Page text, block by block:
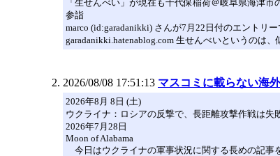
「生せんべい」が現在も千代保稲荷＠岐阜県海津
参詣
marco (id:garadanikki) さんが7月22日付のエントリ
garadanikki.hatenablog.com 生せんべいというのは、
2026/08/08 17:51:13 マスコミに載らない海
2026年8月 8日 (土)
ウクライナ：ロシアの反撃で、長距離攻撃作戦は失
2026年7月28日
Moon of Alabama
今日はウクライナの軍事状況に関する長めの記事